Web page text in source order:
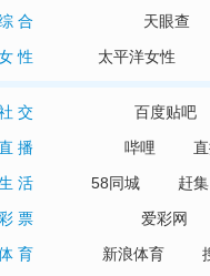
合
天眼查
性
太平洋女性
交
百度贴吧
播
哔哩
活
58同城
赶集
票
爱彩网
育
新浪体育